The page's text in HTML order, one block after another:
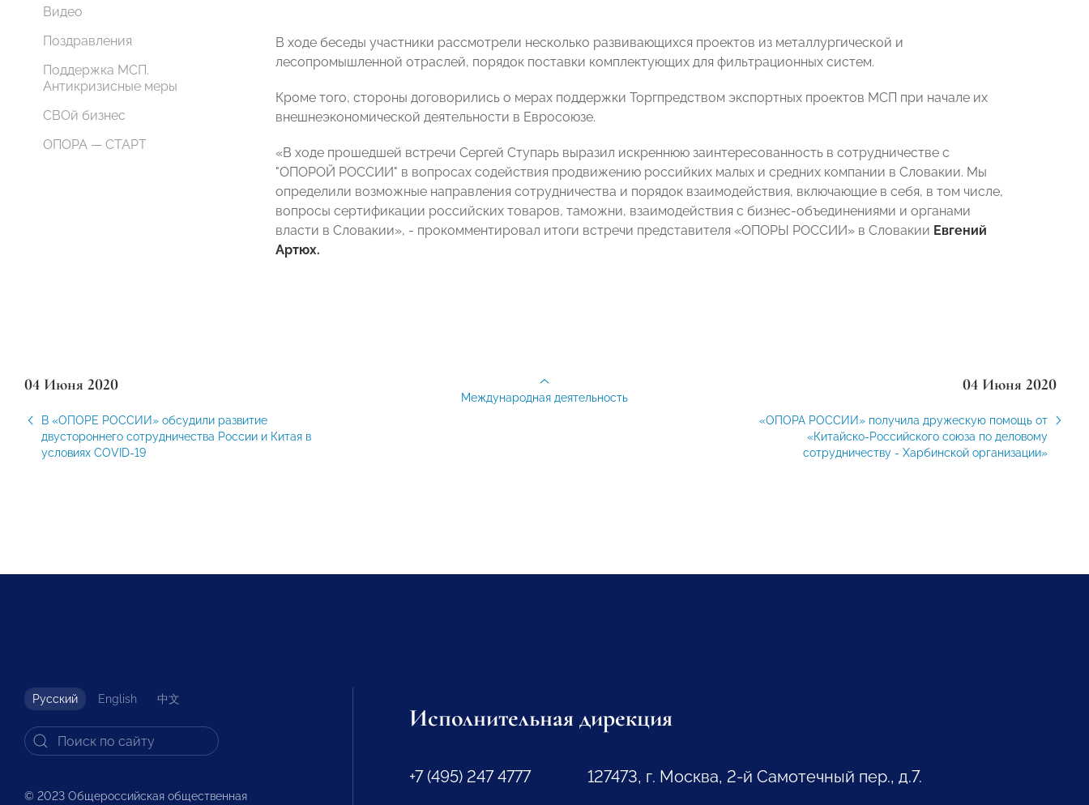
Видео
Поздравления
Поддержка МСП.
Антикризисные меры
СВОй бизнес
ОПОРА — СТАРТ
В ходе беседы участники рассмотрели несколько развивающихся проектов из металлургической и
лесопромышленной отраслей, порядок поставки комплектующих для фильтрационных систем.
Кроме того, стороны договорились о мерах поддержки Торгпредством экспортных проектов МСП при начале их
внешнеэкономической деятельности в Евросоюзе.
«В ходе прошедшей встречи Сергей Ступарь выразил искреннюю заинтересованность в сотрудничестве с
"ОПОРОЙ РОССИИ" в вопросах содействия продвижению российких малых и средних компании в Словакии. Мы
определили возможные направления сотрудничества и порядок взаимодействия, включающие в себя, в том числе,
вопросы сертификации российских товаров, таможни, взаимодействия с бизнес-объединениями и органами
власти в Словакии», - прокомментировал итоги встречи представителя «ОПОРЫ РОССИИ» в Словакии Евгений
Артюх.
04 Июня 2020
В «ОПОРЕ РОССИИ» обсудили развитие
двустороннего сотрудничества России и Китая в
условиях COVID-19
04 Июня 2020
«ОПОРА РОССИИ» получила дружескую помощь от
«Китайско-Российского союза по деловому
сотрудничеству - Харбинской организации»
Международная деятельность
Русский English 中文
© 2023 Общероссийская общественная
Исполнительная дирекция
+7 (495) 247 4777
127473, г. Москва, 2-й Самотечный пер., д.7.